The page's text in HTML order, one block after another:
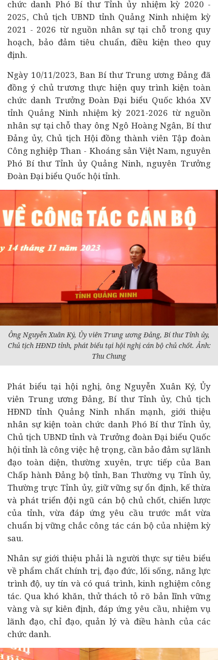
chức danh Phó Bí thư Tỉnh ủy nhiệm kỳ 2020 -
2025, Chủ tịch UBND tỉnh Quảng Ninh nhiệm kỳ
2021 - 2026 từ nguồn nhân sự tại chỗ trong quy
hoạch, bảo đảm tiêu chuẩn, điều kiện theo quy
định.
Ngày 10/11/2023, Ban Bí thư Trung ương Đảng đã
đồng ý chủ trương thực hiện quy trình kiện toàn
chức danh Trưởng Đoàn Đại biểu Quốc khóa XV
tỉnh Quảng Ninh nhiệm kỳ 2021-2026 từ nguồn
nhân sự tại chỗ thay ông Ngô Hoàng Ngân, Bí thư
Đảng ủy, Chủ tịch Hội đồng thành viên Tập đoàn
Công nghiệp Than - Khoáng sản Việt Nam, nguyên
Phó Bí thư Tỉnh ủy Quảng Ninh, nguyên Trưởng
Đoàn Đại biểu Quốc hội tỉnh.
Ông Nguyễn Xuân Ký, Ủy viên Trung ương Đảng, Bí thư Tỉnh ủy,
Chủ tịch HĐND tỉnh, phát biểu tại hội nghị cán bộ chủ chốt. Ảnh:
Thu Chung
Phát biểu tại hội nghị, ông Nguyễn Xuân Ký, Ủy
viên Trung ương Đảng, Bí thư Tỉnh ủy, Chủ tịch
HĐND tỉnh Quảng Ninh nhấn mạnh, giới thiệu
nhân sự kiện toàn chức danh Phó Bí thư Tỉnh ủy,
Chủ tịch UBND tỉnh và Trưởng đoàn Đại biểu Quốc
hội tỉnh là công việc hệ trọng, cần bảo đảm sự lãnh
đạo toàn diện, thường xuyên, trực tiếp của Ban
Chấp hành Đảng bộ tỉnh, Ban Thường vụ Tỉnh ủy,
Thường trực Tỉnh ủy, giữ vững sự ổn định, kế thừa
và phát triển đội ngũ cán bộ chủ chốt, chiến lược
của tỉnh, vừa đáp ứng yêu cầu trước mắt vừa
chuẩn bị vững chắc công tác cán bộ của nhiệm kỳ
sau.
Nhân sự giới thiệu phải là người thực sự tiêu biểu
về phẩm chất chính trị, đạo đức, lối sống, năng lực
trình độ, uy tín và có quá trình, kinh nghiệm công
tác. Qua khó khăn, thử thách tỏ rõ bản lĩnh vững
vàng và sự kiên định, đáp ứng yêu cầu, nhiệm vụ
lãnh đạo, chỉ đạo, quản lý và điều hành của các
chức danh.